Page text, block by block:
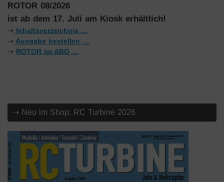
ROTOR 08/2026
ist ab dem 17. Juli am Kiosk erhältlich!
⇢ Inhaltsverzeichnis …
⇢ Ausgabe bestellen …
⇢ ROTOR im ABO …
⇢ Neu im Shop: RC Turbine 2026